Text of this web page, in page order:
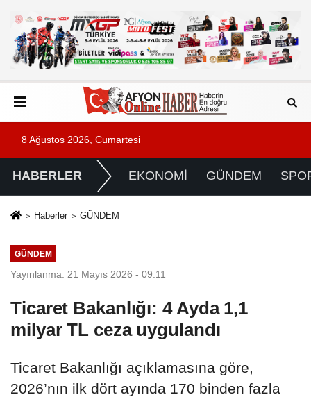
8 Ağustos 2026, Cumartesi
HABERLER EKONOMİ GÜNDEM
Haberler GÜNDEM
GÜNDEM
Yayınlanma: 21 Mayıs 2026 - 09:11
Ticaret Bakanlığı: 4 Ayda 1,1
milyar TL ceza uygulandı
Ticaret Bakanlığı açıklamasına göre,
2026’nın ilk dört ayında 170 binden fazla